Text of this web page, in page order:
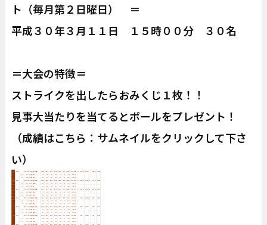
ト（毎月第２日曜日） ＝
平成３０年３月１１日 １５時００分 ３０名
＝大会の特徴＝
ストライクを出したらおみくじ１枚！！
見事大当たりを当てるとボールをプレゼント！
（成績はこちら：サムネイルをクリックして下さ
い）